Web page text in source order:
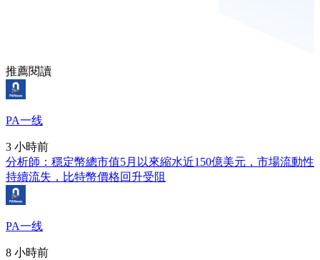
推薦閱讀
PA一线
3 小時前
分析師：穩定幣總市值5月以來縮水近150億美元，市場流動性
持續流失，比特幣價格回升受阻
PA一线
8 小時前